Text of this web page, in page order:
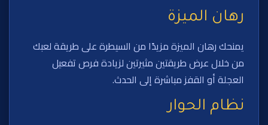
رهان الميزة
يمنحك رهان الميزة مزيدًا من السيطرة على طريقة لعبك
من خلال عرض طريقتين مثيرتين لزيادة فرص تفعيل
العجلة أو القفز مباشرة إلى الحدث.
نظام الحوار